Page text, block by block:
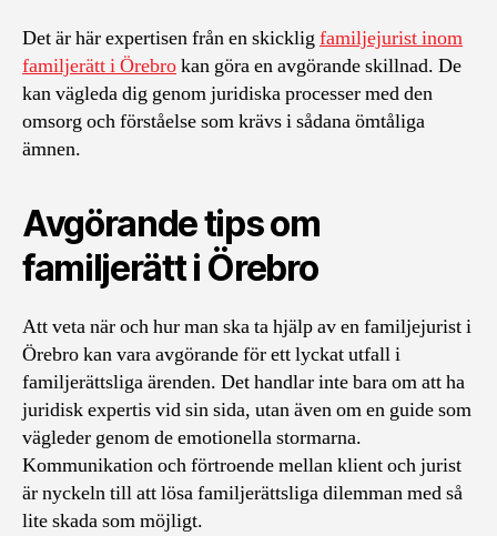
Det är här expertisen från en skickligfamiljejurist inom
familjerätt i Örebrokan göra en avgörande skillnad. De
kan vägleda dig genom juridiska processer med den
omsorg och förståelse som krävs i sådana ömtåliga
ämnen.
Avgörande tips om
familjerätt i Örebro
Att veta när och hur man ska ta hjälp av en familjejurist i
Örebro kan vara avgörande för ett lyckat utfall i
familjerättsliga ärenden. Det handlar inte bara om att ha
juridisk expertis vid sin sida, utan även om en guide som
vägleder genom de emotionella stormarna.
Kommunikation och förtroende mellan klient och jurist
är nyckeln till att lösa familjerättsliga dilemman med så
lite skada som möjligt.